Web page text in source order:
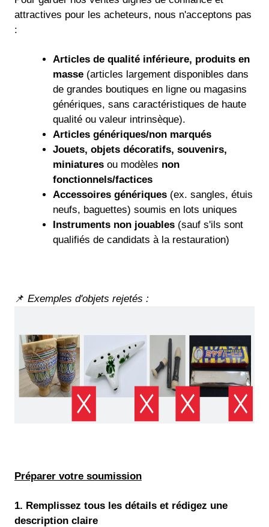
attractives pour les acheteurs, nous n'acceptons pas
:
Articles de qualité inférieure, produits en
masse(articles largement disponibles dans
de grandes boutiques en ligne ou magasins
génériques, sans caractéristiques de haute
qualité ou valeur intrinsèque).
Articles génériques/non marqués
Jouets, objets décoratifs, souvenirs,
miniaturesou modèles non
fonctionnels/factices
Accessoires génériques(ex. sangles, étuis
neufs, baguettes) soumis en lots uniques
Instruments non jouables(sauf s'ils sont
qualifiés de candidats à la restauration)
📌 Exemples d'objets rejetés :
Préparer votre soumission
1. Remplissez tous les détails et rédigez une
description claire